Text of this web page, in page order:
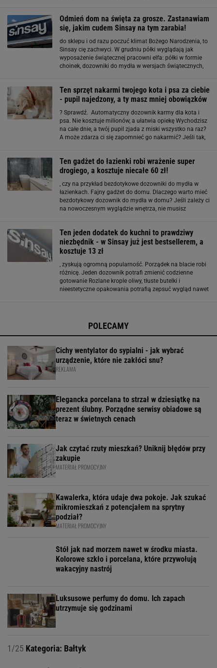
Odmień dom na święta za grosze. Zastanawiam
się, jakim cudem Sinsay na tym zarabia!
do sklepu i od razu poczuć klimat Bożego Narodzenia, to
Sinsay cię zachwyci. W grudniu półki wyglądają jak
wyposażenie świątecznej pracowni elfa: półki w formie
choinek, dozowniki do mydła w wersjach świątecznych,
Ten sprzęt nakarmi twojego kota i psa za ciebie
- pupil najedzony, a ty masz mniej obowiązków
? Sprawdź. Automatyczny dozownik karmy dla kota i
psa. Nie kosztuje milionów, a ułatwia opiekę Wychodzisz
na całe dnie, a twój pupil zjada z miski wszystko na raz?
A może zdarza ci się zapomnieć go nakarmić? Jeśli tak,
Ten gadżet do łazienki robi wrażenie super
drogiego, a kosztuje niecałe 60 zł!
, czy na przykład bezdotykowe dozowniki do mydła w
łazienkach. Fajny gadżet do domu. Dlaczego warto mieć
bezdotykowy dozownik do mydła w domu? Jeśli zależy ci
na nowoczesnym wyglądzie wnętrza, nie musisz
komfort
Ten jeden dodatek do kuchni to prawdziwy
niezbędnik - w Sinsay już jest bestsellerem, a
kosztuje 13 zł
, zyskują ogromną popularność. Porządek na blacie robi
różnicę. Jeden dozownik potrafi zmienić codzienne
gotowanie Rozlane krople oliwy, tłuste butelki i
nieestetyczne opakowania potrafią zepsuć wygląd nawet
POLECAMY
Cichy wentylator do sypialni - jak wybrać
urządzenie, które nie zakłóci snu?
REKLAMA
Elegancka porcelana to strzał w dziesiątkę na
prezent ślubny. Porządne serwisy obiadowe są
teraz w świetnych cenach
Jak czytać rzuty mieszkań? Uniknij błędów przy
zakupie
MATERIAŁ PROMOCYJNY
Kawalerka, która udaje dwa pokoje. Jak szukać
mikromieszkań z potencjałem na sprytny
podział?
MATERIAŁ PROMOCYJNY
Stół jak nad morzem nawet w środku miasta.
Kolorowe szkło i porcelana, które przywołują
wakacyjny nastrój
Luksusowe perfumy do domu. Ich zapach
utrzymuje się godzinami
1/25 Kategoria: Bałtyk